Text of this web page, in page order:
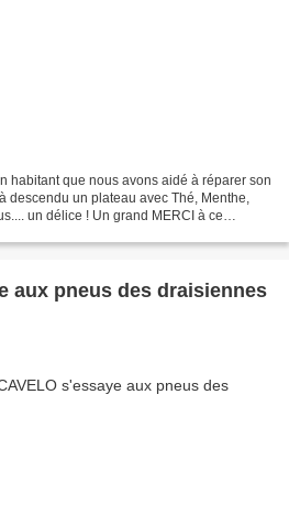
habitant que nous avons aidé à réparer son
descendu un plateau avec Thé, Menthe,
un délice ! Un grand MERCI à ce
aux pneus des draisiennes